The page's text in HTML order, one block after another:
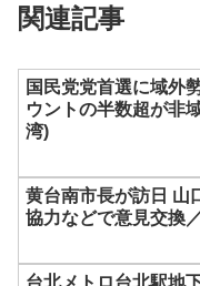
関連記事
国民党党首選に域外
ウントの半数超が非
湾)
黄台南市長が訪日 山
協力などで意見交換